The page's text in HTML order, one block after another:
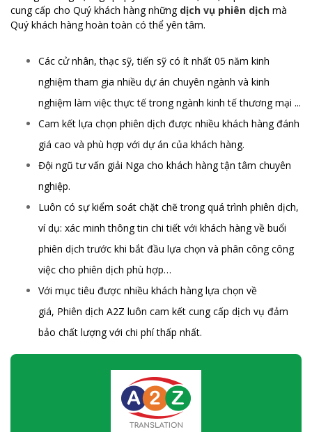
cung cấp cho Quý khách hàng những dịch vụ phiên dịch mà
Quý khách hàng hoàn toàn có thể yên tâm.
Các cử nhân, thạc sỹ, tiến sỹ có ít nhất 05 năm kinh
nghiệm tham gia nhiều dự án chuyên ngành và kinh
nghiệm làm việc thực tế trong ngành kinh tế thương mại ...
Cam kết lựa chọn phiên dịch được nhiều khách hàng đánh
giá cao và phù hợp với dự án của khách hàng.
Đội ngũ tư vấn giải Nga cho khách hàng tận tâm chuyên
nghiệp.
Luôn có sự kiểm soát chặt chẽ trong quá trình phiên dịch,
ví dụ: xác minh thông tin chi tiết với khách hàng về buổi
phiên dịch trước khi bắt đầu lựa chọn và phân công công
việc cho phiên dịch phù hợp…
Với mục tiêu được nhiều khách hàng lựa chọn về
giá, Phiên dịch A2Z luôn cam kết cung cấp dịch vụ đảm
bảo chất lượng với chi phí thấp nhất.